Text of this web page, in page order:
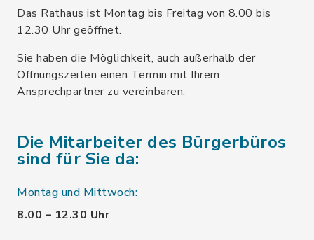
Das Rathaus ist Montag bis Freitag von 8.00 bis
12.30 Uhr geöffnet.
Sie haben die Möglichkeit, auch außerhalb der
Öffnungszeiten einen Termin mit Ihrem
Ansprechpartner zu vereinbaren.
Die Mitarbeiter des Bürgerbüros
sind für Sie da:
Montag und Mittwoch:
8.00 – 12.30 Uhr